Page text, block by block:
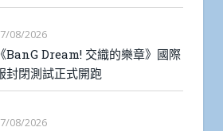
08/2026
《BanG Dream! 交織的樂章》國際
封閉測試正式開跑
08/2026